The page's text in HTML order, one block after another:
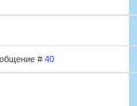
# 40